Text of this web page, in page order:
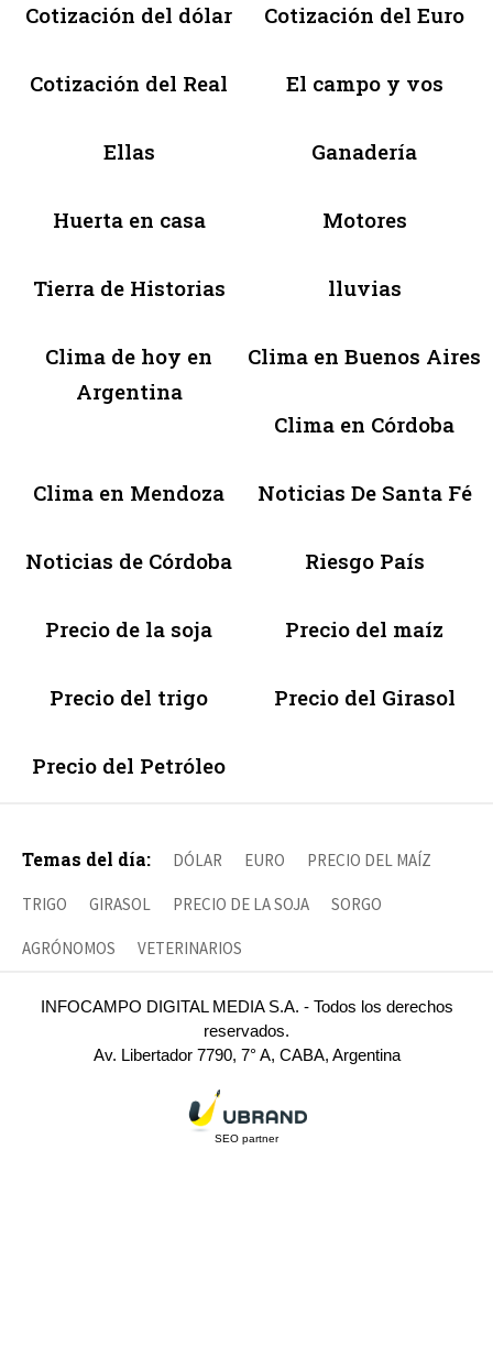
Cotización del dólar Cotización del Euro
Cotización del Real El campo y vos
Ellas Ganadería
Huerta en casa Motores
Tierra de Historias lluvias
Clima de hoy en
Argentina
Clima en Buenos Aires
Clima en Córdoba
Clima en Mendoza Noticias De Santa Fé
Noticias de Córdoba Riesgo País
Precio de la soja Precio del maíz
Precio del trigo Precio del Girasol
Precio del Petróleo
Temas del día: DÓLAR EURO PRECIO DEL MAÍZ
TRIGO GIRASOL PRECIO DE LA SOJA SORGO
AGRÓNOMOS VETERINARIOS
INFOCAMPO DIGITAL MEDIA S.A. - Todos los derechos
reservados.
Av. Libertador 7790, 7° A, CABA, Argentina
SEO partner